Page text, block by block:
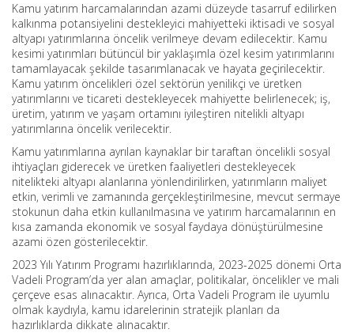
Kamu yatırım harcamalarından azami düzeyde tasarruf edilirken
kalkınma potansiyelini destekleyici mahiyetteki iktisadi ve sosyal
altyapı yatırımlarına öncelik verilmeye devam edilecektir. Kamu
kesimi yatırımları bütüncül bir yaklaşımla özel kesim yatırımlarını
tamamlayacak şekilde tasarımlanacak ve hayata geçirilecektir.
Kamu yatırım öncelikleri özel sektörün yenilikçi ve üretken
yatırımlarını ve ticareti destekleyecek mahiyette belirlenecek; iş,
üretim, yatırım ve yaşam ortamını iyileştiren nitelikli altyapı
yatırımlarına öncelik verilecektir.
Kamu yatırımlarına ayrılan kaynaklar bir taraftan öncelikli sosyal
ihtiyaçları giderecek ve üretken faaliyetleri destekleyecek
nitelikteki altyapı alanlarına yönlendirilirken, yatırımların maliyet
etkin, verimli ve zamanında gerçekleştirilmesine, mevcut sermaye
stokunun daha etkin kullanılmasına ve yatırım harcamalarının en
kısa zamanda ekonomik ve sosyal faydaya dönüştürülmesine
azami özen gösterilecektir.
2023 Yılı Yatırım Programı hazırlıklarında, 2023-2025 dönemi Orta
Vadeli Program’da yer alan amaçlar, politikalar, öncelikler ve mali
çerçeve esas alınacaktır. Ayrıca, Orta Vadeli Program ile uyumlu
olmak kaydıyla, kamu idarelerinin stratejik planları da
hazırlıklarda dikkate alınacaktır.